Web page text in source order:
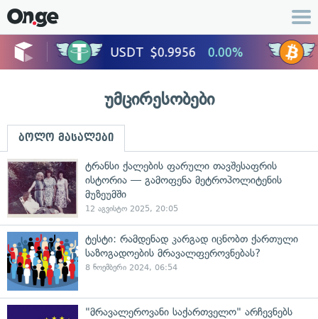
უმცირესობები
ბოლო მასალები
ტრანსი ქალების ფარული თავშესაფრის
ისტორია — გამოფენა მეტროპოლიტენის
მუზეუმში
12 აგვისტო 2025, 20:05
ტესტი: რამდენად კარგად იცნობთ ქართული
საზოგადოების მრავალფეროვნებას?
8 ნოემბერი 2024, 06:54
"მრავალეროვანი საქართველო" არჩევნებს